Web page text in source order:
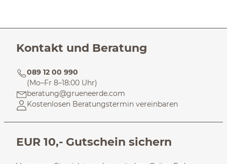
Kontakt und Beratung
089 12 00 990
(Mo–Fr 8–18:00 Uhr)
beratung@grueneerde.com
Kostenlosen Beratungstermin vereinbaren
EUR 10,- Gutschein sichern